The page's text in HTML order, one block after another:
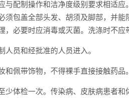
配制操作和洁净度级别要求相适应
包盖全部头发、胡须及脚部，并
必要时应消毒或灭菌。洗涤时不应
员和经批准的人员进入。
佩带饰物，不得裸手直接接触药品。
体检一次。传染病、皮肤病患者和